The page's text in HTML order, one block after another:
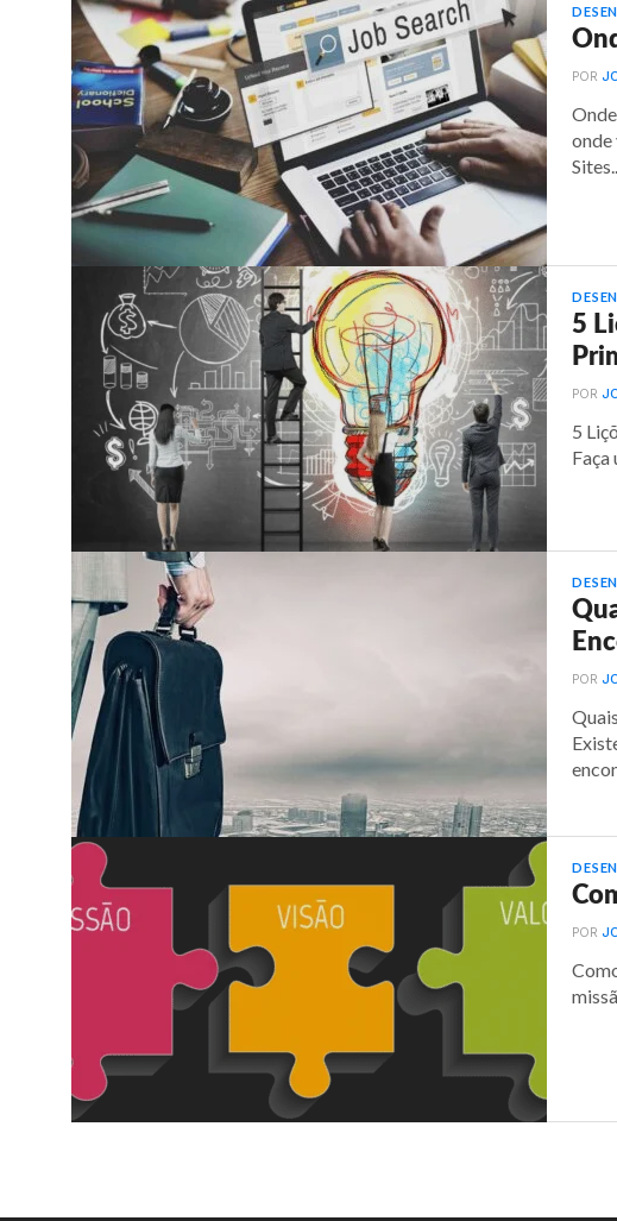
POR
onde
5
POR
5
Faça
POR
POR